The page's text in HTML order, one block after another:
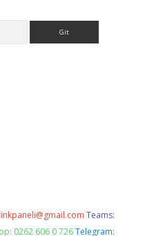
Teams:
0262 606 0 726 Telegram: